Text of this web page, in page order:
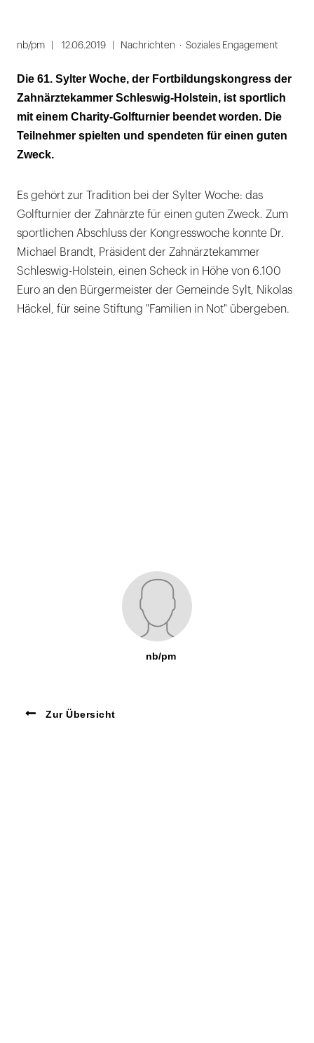
nb/pm 12.06.2019 Nachrichten Soziales Engagement
Die 61. Sylter Woche, der Fortbildungskongress der
Zahnärztekammer Schleswig-Holstein, ist sportlich
mit einem Charity-Golfturnier beendet worden. Die
Teilnehmer spielten und spendeten für einen guten
Zweck.
Es gehört zur Tradition bei der Sylter Woche: das
Golfturnier der Zahnärzte für einen guten Zweck. Zum
sportlichen Abschluss der Kongresswoche konnte Dr.
Michael Brandt, Präsident der Zahnärztekammer
Schleswig-Holstein, einen Scheck in Höhe von 6.100
Euro an den Bürgermeister der Gemeinde Sylt, Nikolas
Häckel, für seine Stiftung "Familien in Not" übergeben.
nb/pm
Zur Übersicht